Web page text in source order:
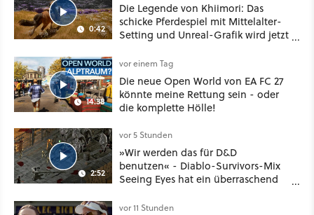
0:42
Die Legende von Khiimori: Das
schicke Pferdespiel mit Mittelalter-
Setting und Unreal-Grafik wird jetzt
14:38
vor einem Tag
Die neue Open World von EA FC 27
könnte meine Rettung sein - oder
die komplette Hölle!
2:52
vor 5 Stunden
»Wir werden das für D&D
benutzen« - Diablo-Survivors-Mix
Seeing Eyes hat ein überraschend
vor 11 Stunden